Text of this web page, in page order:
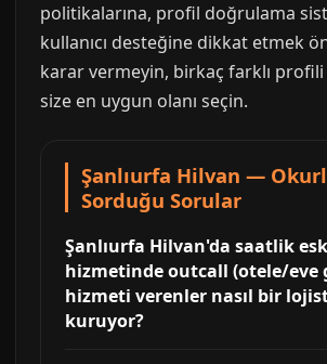
politikalarına, profil doğrulama
kullanıcı desteğine dikkat etmek
karar vermeyin, birkaç farklı
size en uygun olanı seçin.
Şanlıurfa Hilvan —
Sorduğu Sorular
Şanlıurfa Hilvan'da saatlik
hizmetinde outcall (otele/eve
hizmeti verenler nasıl bir
kuruyor?